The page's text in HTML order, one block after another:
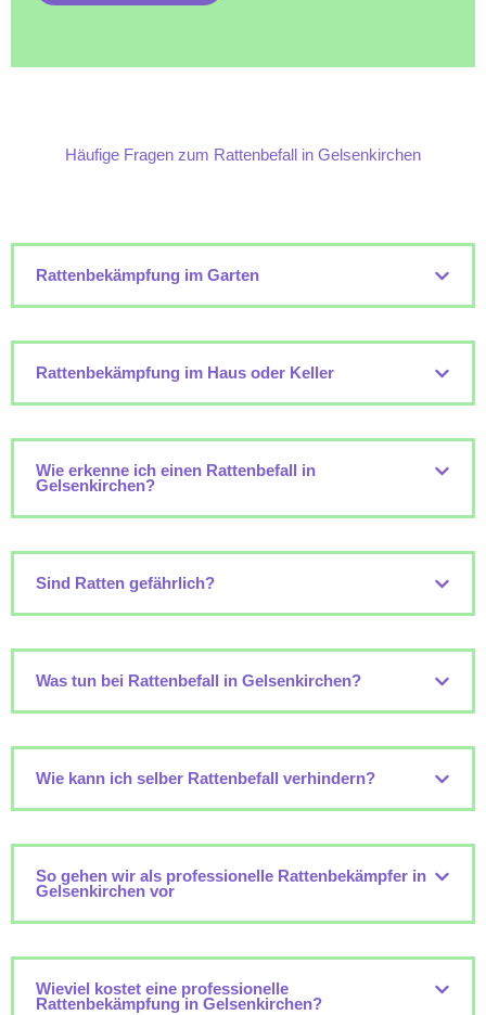
Häufige Fragen zum Rattenbefall in Gelsenkirchen
Rattenbekämpfung im Garten
Rattenbekämpfung im Haus oder Keller
Wie erkenne ich einen Rattenbefall in
Gelsenkirchen?
Sind Ratten gefährlich?
Was tun bei Rattenbefall in Gelsenkirchen?
Wie kann ich selber Rattenbefall verhindern?
So gehen wir als professionelle Rattenbekämpfer in
Gelsenkirchen vor
Wieviel kostet eine professionelle
Rattenbekämpfung in Gelsenkirchen?